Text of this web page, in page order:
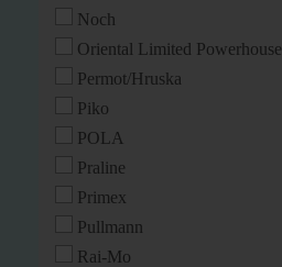
Noch
Oriental Limited Powerhouse
Permot/Hruska
Piko
POLA
Praline
Primex
Pullmann
Rai-Mo